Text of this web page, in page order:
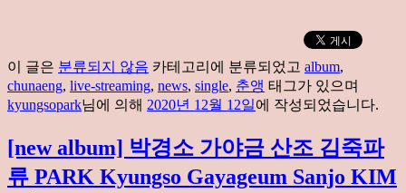
이 글은 분류되지 않음 카테고리에 분류되었고 album,
chunaeng, live-streaming, news, single, 춘앵 태그가 있으며
kyungsopark님에 의해 2020년 12월 12일에 작성되었습니다.
[new album] 박경소 가야금 산조 김죽파
류 PARK Kyungso Gayageum Sanjo KIM